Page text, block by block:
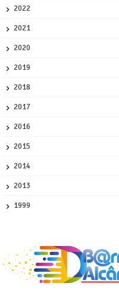
2022
2021
2020
2019
2018
2017
2016
2015
2014
2013
1999